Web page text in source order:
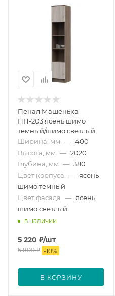
Пенал Машенька
ПН-203 ясень шимо
темный/шимо светлый
Ширина, мм — 400
Высота, мм — 2020
Глубина, мм — 380
Цвет корпуса — ясень
шимо темный
Цвет фасада — ясень
шимо светлый
в наличии
5 220 ₽/шт
5 800₽ -10%
В КОРЗИНУ